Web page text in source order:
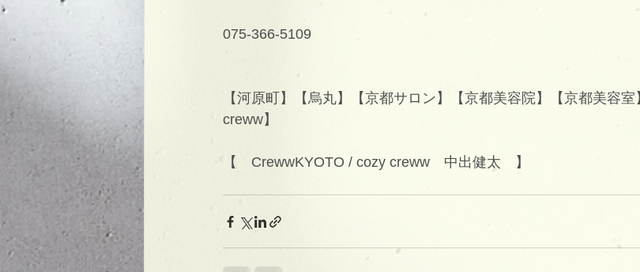
075-366-5109
【河原町】【烏丸】【京都サロン】【京都美容院】【京都美容
creww】
【　CrewwKYOTO / cozy creww　中出健太　】